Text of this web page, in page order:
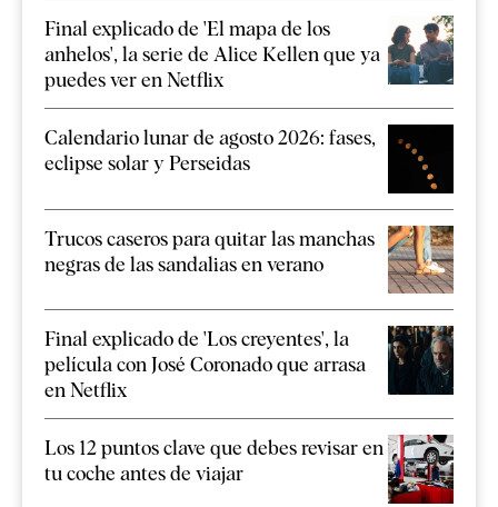
Final explicado de 'El mapa de los
anhelos', la serie de Alice Kellen que ya
puedes ver en Netflix
Calendario lunar de agosto 2026: fases,
eclipse solar y Perseidas
Trucos caseros para quitar las manchas
negras de las sandalias en verano
Final explicado de 'Los creyentes', la
película con José Coronado que arrasa
en Netflix
Los 12 puntos clave que debes revisar en
tu coche antes de viajar